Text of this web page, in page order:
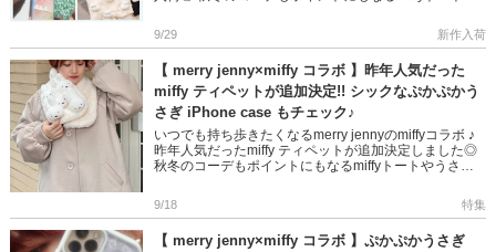
9/29 新作入荷
【 merry jenny×miffy コラボ 】昨年人気だった
miffy ティペットが追加決定!! シックなぷかぷかう
さぎ iPhone case もチェック♪
いつでも持ち歩きたくなるmerry jennyのmiffyコラボ ♪
昨年人気だったmiffy ティペットが追加決定しました◎
秋冬のコーデもポイントにもなるmiffyトートやうさぎ
9/18 特集
【 merry jenny×miffy コラボ 】ぷかぷかうさぎ